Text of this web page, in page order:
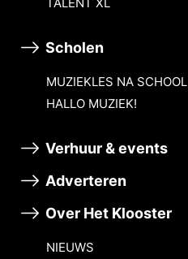
Scholen
MUZIEKLES NA SCHOOL
HALLO MUZIEK!
Verhuur & events
Adverteren
Over Het Klooster
NIEUWS